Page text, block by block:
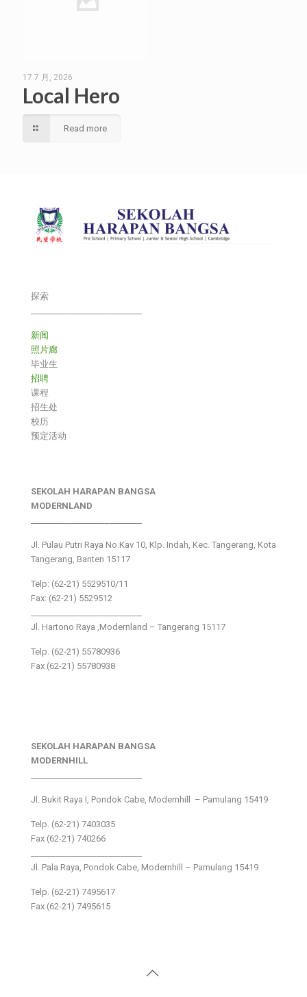
17 7 月, 2026
Local Hero
Read more
探索
新闻
照片廊
毕业生
招聘
课程
招生处
校历
预定活动
SEKOLAH HARAPAN BANGSA
MODERNLAND
Jl. Pulau Putri Raya No.Kav 10, Klp. Indah, Kec. Tangerang, Kota
Tangerang, Banten 15117
Telp: (62-21) 5529510/11
Fax: (62-21) 5529512
Jl. Hartono Raya ,Modernland – Tangerang 15117
Telp. (62-21) 55780936
Fax (62-21) 55780938
SEKOLAH HARAPAN BANGSA
MODERNHILL
Jl. Bukit Raya I, Pondok Cabe, Modernhill – Pamulang 15419
Telp. (62-21) 7403035
Fax (62-21) 740266
Jl. Pala Raya, Pondok Cabe, Modernhill – Pamulang 15419
Telp. (62-21) 7495617
Fax (62-21) 7495615